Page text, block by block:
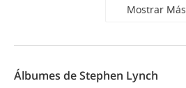
Mostrar Más
Álbumes de Stephen Lynch